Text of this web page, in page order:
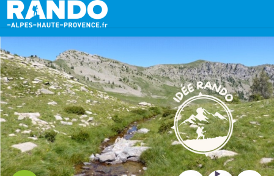
Cirque de Juan
Cirque de Juan - Marion Bachelery